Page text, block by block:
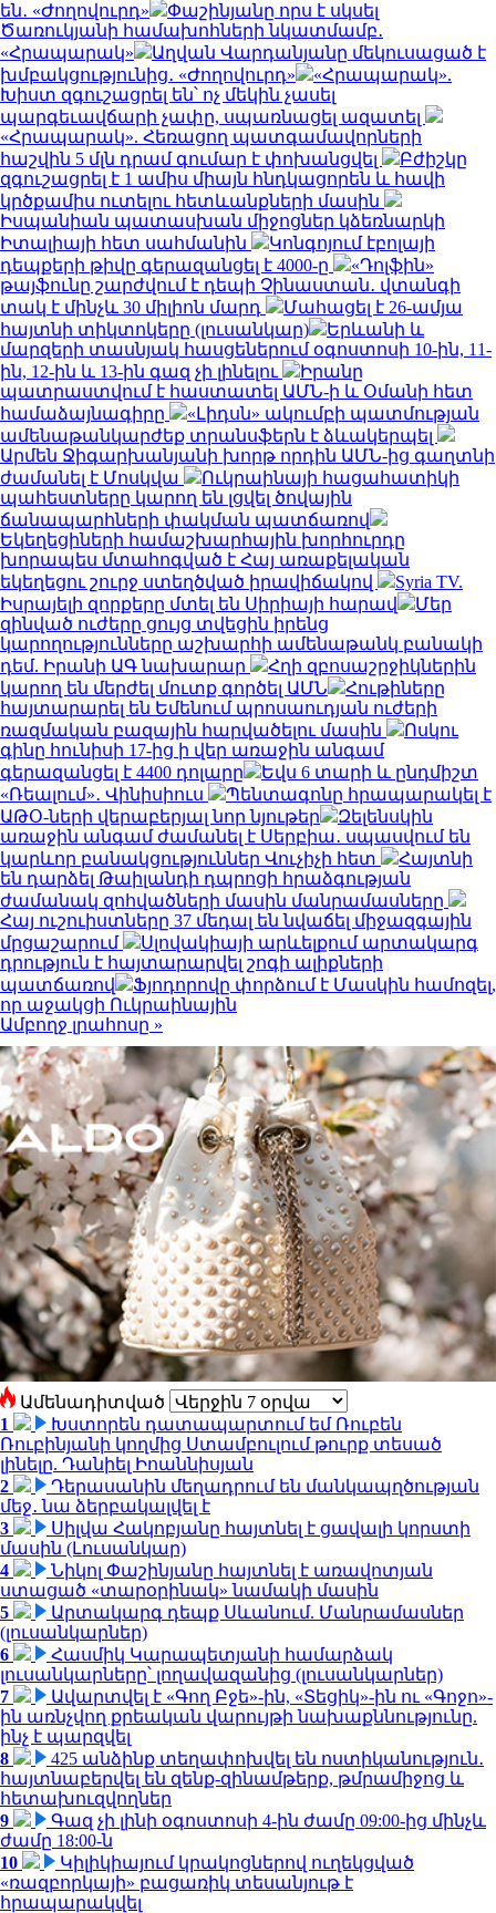
են․ «Ժողովուրդ»
Փաշինյանը որս է սկսել
Ծառուկյանի համախոհների նկատմամբ․
«Հրապարակ»
Աղվան Վարդանյանը մեկուսացած է
խմբակցությունից․ «Ժողովուրդ»
«Հրապարակ».
Խիստ զգուշացրել են՝ ոչ մեկին չասել
պարգեւավճարի չափը, սպառնացել ազատել
«Հրապարակ». Հեռացող պատգամավորների
հաշվին 5 մլն դրամ գումար է փոխանցվել
Բժիշկը
զգուշացրել է 1 ամիս միայն հնդկացորեն և հավի
կրծքամիս ուտելու հետևանքների մասին
Իսպանիան պատասխան միջոցներ կձեռնարկի
Իտալիայի հետ սահմանին
Կոնգոյում էբոլայի
դեպքերի թիվը գերազանցել է 4000-ը
«Դոլֆին»
թայֆունը շարժվում է դեպի Չինաստան․ վտանգի
տակ է մինչև 30 միլիոն մարդ
Մահացել է 26-ամյա
հայտնի տիկտոկերը (լուսանկար)
Երևանի և
մարզերի տասնյակ հասցեներում օգոստոսի 10-ին, 11-
ին, 12-ին և 13-ին գազ չի լինելու
Իրանը
պատրաստվում է հաստատել ԱՄՆ-ի և Օմանի հետ
համաձայնագիրը
«Լիդսն» ակումբի պատմության
ամենաթանկարժեք տրանսֆերն է ձևակերպել
Արմեն Ջիգարխանյանի խորթ որդին ԱՄՆ-ից գաղտնի
ժամանել է Մոսկվա
Ուկրաինայի հացահատիկի
պահեստները կարող են լցվել ծովային
ճանապարհների փակման պատճառով
Եկեղեցիների համաշխարհային խորհուրդը
խորապես մտահոգված է Հայ առաքելական
եկեղեցու շուրջ ստեղծված իրավիճակով
Syria TV.
Իսրայելի զորքերը մտել են Սիրիայի հարավ
Մեր
զինված ուժերը ցույց տվեցին իրենց
կարողությունները աշխարհի ամենաթանկ բանակի
դեմ. Իրանի ԱԳ նախարար
Հղի զբոսաշրջիկներին
կարող են մերժել մուտք գործել ԱՄՆ
Հութիները
հայտարարել են Եմենում պրոսաուդյան ուժերի
ռազմական բազային հարվածելու մասին
Ոսկու
գինը հունիսի 17-ից ի վեր առաջին անգամ
գերազանցել է 4400 դոլարը
Եվս 6 տարի և ընդմիշտ
«Ռեալում»․ Վինիսիուս
Պենտագոնը հրապարակել է
ԱԹՕ-ների վերաբերյալ նոր նյութեր
Զելենսկին
առաջին անգամ ժամանել է Սերբիա․ սպասվում են
կարևոր բանակցություններ Վուչիչի հետ
Հայտնի
են դարձել Թաիլանդի դպրոցի հրաձգության
ժամանակ զոհվածների մասին մանրամասները
Հայ ուշուիստները 37 մեդալ են նվաճել միջազգային
մրցաշարում
Սլովակիայի արևելքում արտակարգ
դրություն է հայտարարվել շոգի ալիքների
պատճառով
Ֆյոդորովը փորձում է Մասկին համոզել,
որ աջակցի Ուկրաինային
Ամբողջ լրահոսը »
Ամենադիտված
1
Խստորեն դատապարտում եմ Ռուբեն
Ռուբինյանի կողմից Ստամբուլում թուրք տեսած
լինելը. Դանիել Իոաննիսյան
2
Դերասանին մեղադրում են մանկապղծության
մեջ․ նա ձերբակալվել է
3
Սիլվա Հակոբյանը հայտնել է ցավալի կորստի
մասին (Լուսանկար)
4
Նիկոլ Փաշինյանը հայտնել է առավոտյան
ստացած «տարօրինակ» նամակի մասին
5
Արտակարգ դեպք Սևանում. Մանրամասներ
(լուսանկարներ)
6
Հասմիկ Կարապետյանի համարձակ
լուսանկարները՝ լողավազանից (լուսանկարներ)
7
Ավարտվել է «Գող Բջե»-ին, «Տեցիկ»-ին ու «Գոջո»-
ին առնչվող քրեական վարույթի նախաքննությունը.
ինչ է պարզվել
8
425 անձինք տեղափոխվել են ոստիկանություն․
հայտնաբերվել են զենք-զինամթերք, թմրամիջոց և
հետախուզվողներ
9
Գազ չի լինի օգոստոսի 4-ին ժամը 09:00-ից մինչև
ժամը 18:00-ն
10
Կիլիկիայում կրակոցներով ուղեկցված
«ռազբորկայի» բացառիկ տեսանյութ է
հրապարակվել